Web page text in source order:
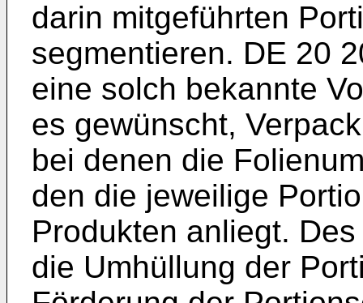
darin mitgeführten
segmentieren. DE 20
eine solch bekannte
es gewünscht,
bei denen die
den die jeweilige
Produkten anliegt.
die Umhüllung der